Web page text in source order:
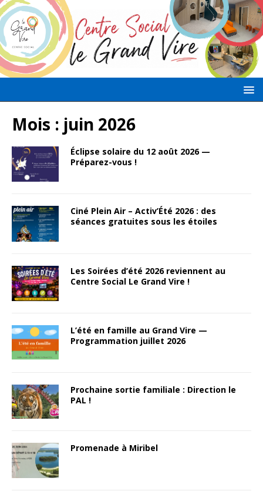
Mois : juin 2026
Éclipse solaire du 12 août 2026 —
Préparez-vous !
Ciné Plein Air – Activ’Été 2026 : des
séances gratuites sous les étoiles
Les Soirées d’été 2026 reviennent au
Centre Social Le Grand Vire !
L’été en famille au Grand Vire —
Programmation juillet 2026
Prochaine sortie familiale : Direction le
PAL !
Promenade à Miribel